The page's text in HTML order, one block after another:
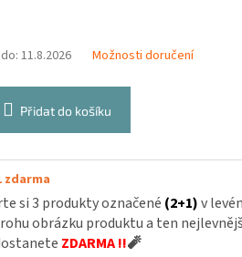
11.8.2026 Možnosti doručení
Přidat do košíku
zdarma
si 3 produkty označené (2+1)v
obrázku produktu a ten
ZDARMA !!🧨